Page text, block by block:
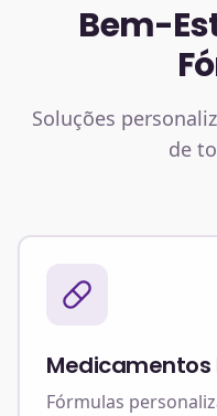
Bem-
Soluções
de
Fórmulas